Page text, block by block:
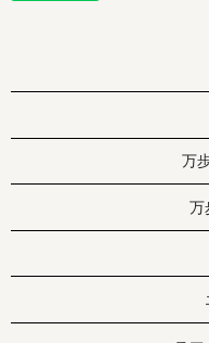
万
万